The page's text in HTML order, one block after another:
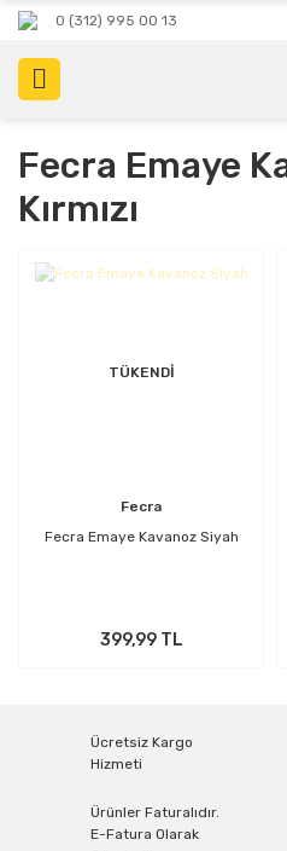
0 (312) 995 00 13
Fecra Emaye
Kırmızı
TÜKENDİ
Fecra
Fecra Emaye Kavanoz Siyah
399,99 TL
Ücretsiz Kargo
Hizmeti
Ürünler Faturalıdır.
E-Fatura Olarak